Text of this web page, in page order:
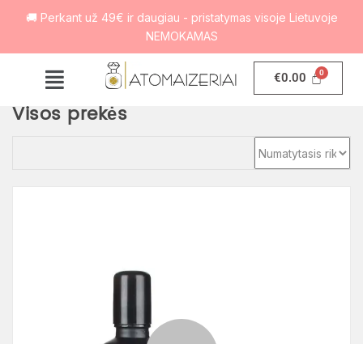
🚚 Perkant už 49€ ir daugiau - pristatymas visoje Lietuvoje
NEMOKAMAS
€0.00
Visos prekės